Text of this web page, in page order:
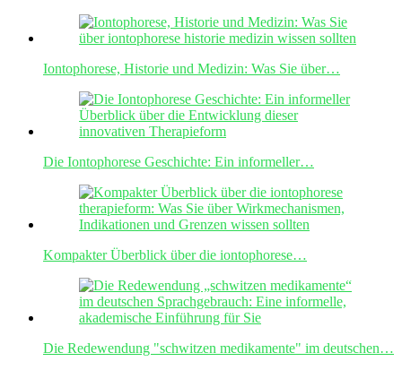
Iontophorese, Historie und Medizin: Was Sie über…
Die Iontophorese Geschichte: Ein informeller…
Kompakter Überblick über die iontophorese…
Die Redewendung "schwitzen medikamente" im deutschen…